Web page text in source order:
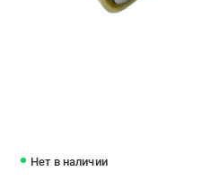
Нет в наличии